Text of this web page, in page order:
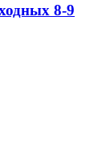
8-9